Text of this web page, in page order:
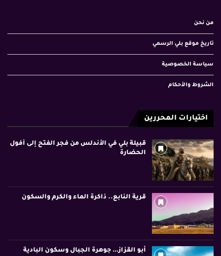
من نحن
تاريخ موقع بلي الرسمي
سياسة الخصوصية
الشروط والأحكام
اختيارات المحررين
قبيلة بلي في الأندلس من فجر الفتح إلى أفول
الحضارة
قرية النابع.. ذاكرة الماء والكرم والسكون
أبو القزاز… جوهرة الجبال وسكون البادية